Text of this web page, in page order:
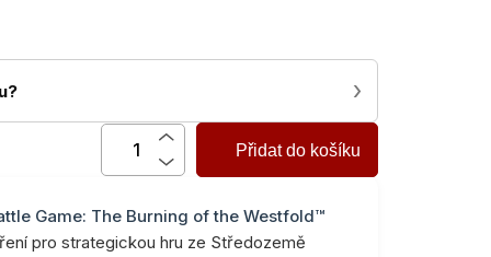
›
Přidat do košíku
Game: The Burning of the Westfold™
pro strategickou hru ze Středozemě